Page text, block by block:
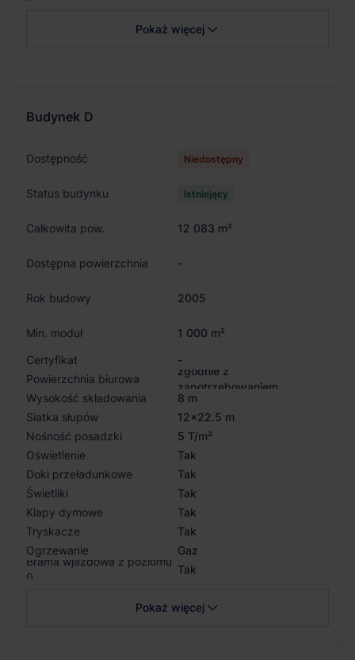
Pokaż więcej
Budynek D
Dostępność Niedostępny
Status budynku Istniejący
Całkowita pow. 12 083 m²
Dostępna powierzchnia -
Rok budowy 2005
Min. moduł
1 000 m²
Certyfikat
-
Powierzchnia biurowa
zgodnie z
zapotrzebowaniem
Wysokość składowania
8 m
Siatka słupów
12x22.5 m
Nośność posadzki
5 T/m²
Oświetlenie
Tak
Doki przeładunkowe
Tak
Świetliki
Tak
Klapy dymowe
Tak
Tryskacze
Tak
Ogrzewanie
Gaz
Brama wjazdowa z poziomu
0
Tak
Pokaż więcej